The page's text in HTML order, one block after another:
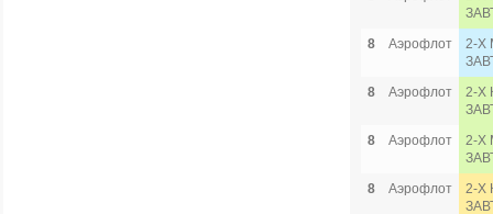
8
Аэрофлот
2-Х
8
Аэрофлот
2-Х
8
Аэрофлот
2-Х
8
Аэрофлот
2-Х